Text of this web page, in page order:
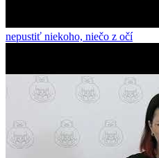
nepustiť niekoho, niečo z očí